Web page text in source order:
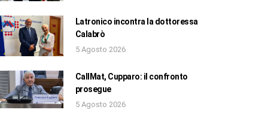
Latronico incontra la dottoressa
Calabrò
5 Agosto 2026
CallMat, Cupparo: il confronto
prosegue
5 Agosto 2026